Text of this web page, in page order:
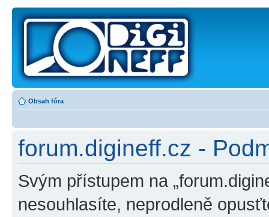
Obsah fóra
forum.digineff.cz -
Svým přístupem na
nesouhlasíte, neprodleně